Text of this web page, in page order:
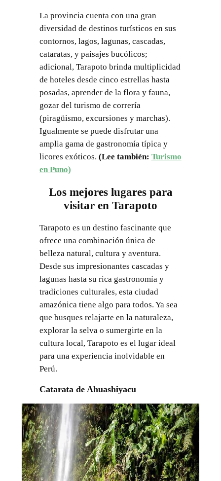
La provincia cuenta con una gran
diversidad de destinos turísticos en sus
contornos, lagos, lagunas, cascadas,
cataratas, y paisajes bucólicos;
adicional, Tarapoto brinda multiplicidad
de hoteles desde cinco estrellas hasta
posadas, aprender de la flora y fauna,
gozar del turismo de correría
(piragüismo, excursiones y marchas).
Igualmente se puede disfrutar una
amplia gama de gastronomía típica y
licores exóticos. (Lee también: Turismo
en Puno)
Los mejores lugares para
visitar en Tarapoto
Tarapoto es un destino fascinante que
ofrece una combinación única de
belleza natural, cultura y aventura.
Desde sus impresionantes cascadas y
lagunas hasta su rica gastronomía y
tradiciones culturales, esta ciudad
amazónica tiene algo para todos. Ya sea
que busques relajarte en la naturaleza,
explorar la selva o sumergirte en la
cultura local, Tarapoto es el lugar ideal
para una experiencia inolvidable en
Perú.
Catarata de Ahuashiyacu